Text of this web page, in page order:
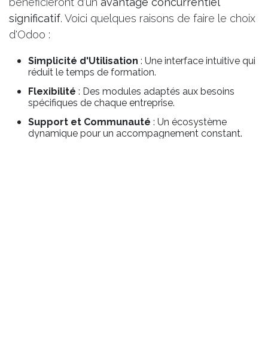
significatif. Voici quelques raisons de faire le choix
d'Odoo :
Simplicité d'Utilisation : Une interface intuitive qui
réduit le temps de formation.
Flexibilité : Des modules adaptés aux besoins
spécifiques de chaque entreprise.
Support et Communauté : Un écosystème
dynamique pour un accompagnement constant.